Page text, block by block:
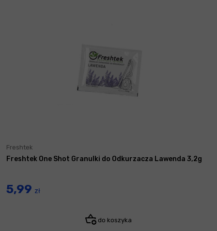
Freshtek
Freshtek One Shot Granulki do Odkurzacza Lawenda 3,2g
5,99 zł
do koszyka